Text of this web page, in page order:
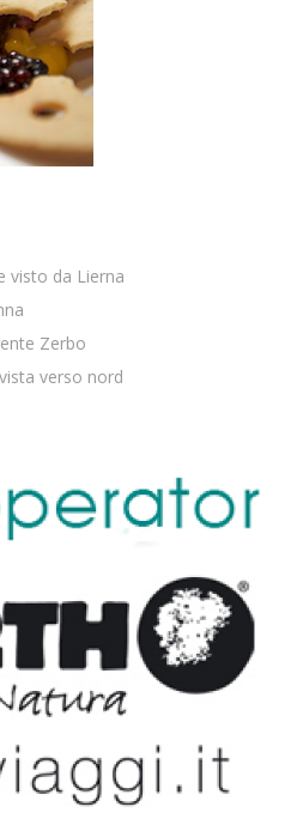
visto da Lierna
Zerbo
verso nord